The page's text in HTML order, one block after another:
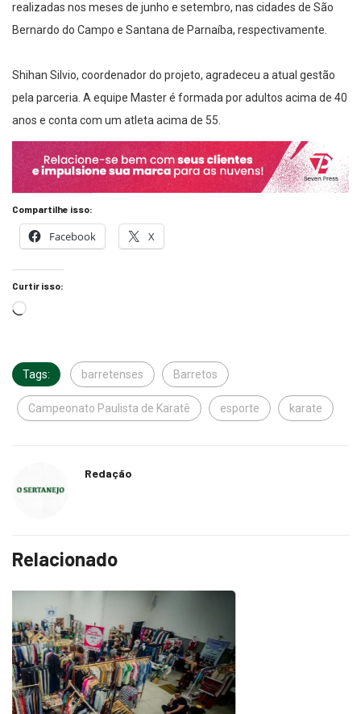
realizadas nos meses de junho e setembro, nas cidades de São
Bernardo do Campo e Santana de Parnaíba, respectivamente.
Shihan Silvio, coordenador do projeto, agradeceu a atual gestão
pela parceria. A equipe Master é formada por adultos acima de 40
anos e conta com um atleta acima de 55.
Compartilhe isso:
Facebook X
Curtir isso:
Tags: barretenses Barretos
Campeonato Paulista de Karatê esporte karate
Redação
Relacionado